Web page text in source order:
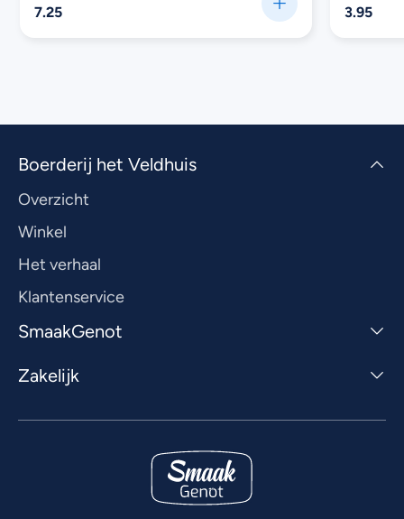
7.25 3.95
Boerderij het Veldhuis
Overzicht
Winkel
Het verhaal
Klantenservice
SmaakGenot
Zakelijk